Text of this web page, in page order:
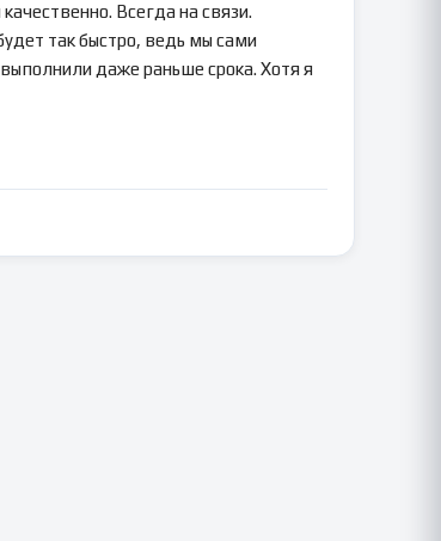
Всегда на связи.
так быстро, ведь мы сами
даже раньше срока. Хотя я